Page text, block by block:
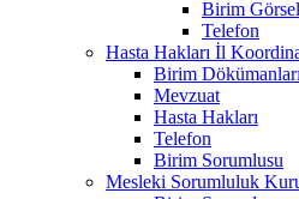
Birim
Telefon
Hasta Hakları İl
Birim Dökümanları
Mevzuat
Hasta Hakları
Telefon
Birim Sorumlusu
Mesleki Sorumluluk